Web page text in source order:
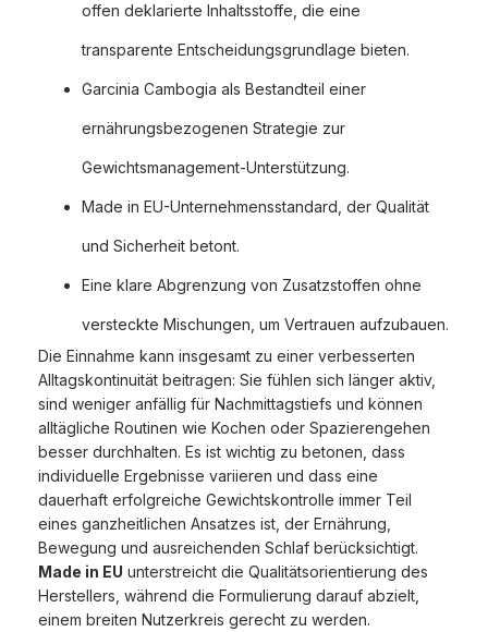
offen deklarierte Inhaltsstoffe, die eine
transparente Entscheidungsgrundlage bieten.
Garcinia Cambogia als Bestandteil einer
ernährungsbezogenen Strategie zur
Gewichtsmanagement-Unterstützung.
Made in EU-Unternehmensstandard, der Qualität
und Sicherheit betont.
Eine klare Abgrenzung von Zusatzstoffen ohne
versteckte Mischungen, um Vertrauen aufzubauen.
Die Einnahme kann insgesamt zu einer verbesserten
Alltagskontinuität beitragen: Sie fühlen sich länger aktiv,
sind weniger anfällig für Nachmittagstiefs und können
alltägliche Routinen wie Kochen oder Spazierengehen
besser durchhalten. Es ist wichtig zu betonen, dass
individuelle Ergebnisse variieren und dass eine
dauerhaft erfolgreiche Gewichtskontrolle immer Teil
eines ganzheitlichen Ansatzes ist, der Ernährung,
Bewegung und ausreichenden Schlaf berücksichtigt.
Made in EU unterstreicht die Qualitätsorientierung des
Herstellers, während die Formulierung darauf abzielt,
einem breiten Nutzerkreis gerecht zu werden.